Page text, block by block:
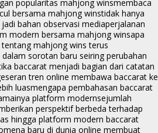
popularitas mahjong winsmembaca
bersama mahjong winstidak hanya
bahan observasi mediaperjalanan
modern bersama mahjong winsapa
mahjong wins terus
sorotan baru seiring perubahan
baccarat menjadi bagian dari catatan
tren online membawa baccarat ke
luasmengapa pembahasan baccarat
platform modernsejumlah
perspektif berbeda terhadap
hingga platform modern baccarat
baru di dunia online membuat